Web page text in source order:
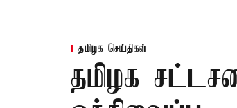
தமிழக செய்திகள்
தமிழக